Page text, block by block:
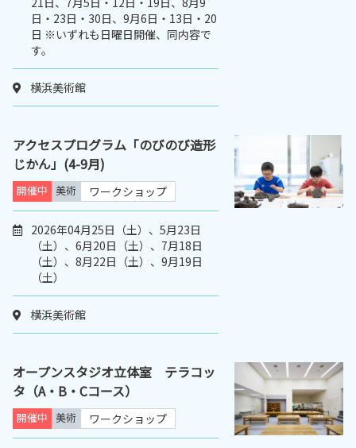
日・23日・30日、9月6日・13日・20
日 ※いずれも日曜日開催、同内容で
す。
横浜美術館
アクセスプログラム「のびのび造形
じかん」(4-9月)
開催中 美術 ワークショップ
2026年04月25日（土）、5月23日
（土）、6月20日（土）、7月18日
（土）、8月22日（土）、9月19日
（土）
横浜美術館
オープンスタジオ立体室 テラコッ
タ（A・B・Cコース）
開催中 美術 ワークショップ